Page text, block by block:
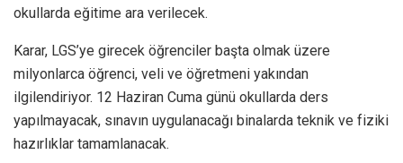
okullarda eğitime ara verilecek.
Karar, LGS’ye girecek öğrenciler başta olmak üzere
milyonlarca öğrenci, veli ve öğretmeni yakından
ilgilendiriyor. 12 Haziran Cuma günü okullarda ders
yapılmayacak, sınavın uygulanacağı binalarda teknik ve fiziki
hazırlıklar tamamlanacak.